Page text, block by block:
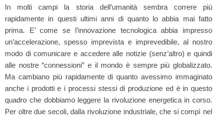
In molti campi la storia dell’umanità sembra correre più
rapidamente in questi ultimi anni di quanto lo abbia mai fatto
prima. E’ come se l’innovazione tecnologica abbia impresso
un’accelerazione, spesso imprevista e imprevedibile, al nostro
modo di comunicare e accedere alle notizie (senz’altro) e quindi
alle nostre “connessioni” e il mondo è sempre più globalizzato.
Ma cambiano più rapidamente di quanto avessimo immaginato
anche i prodotti e i processi stessi di produzione ed è in questo
quadro che dobbiamo leggere la rivoluzione energetica in corso.
Per oltre due secoli, dalla rivoluzione industriale, che si compì nel